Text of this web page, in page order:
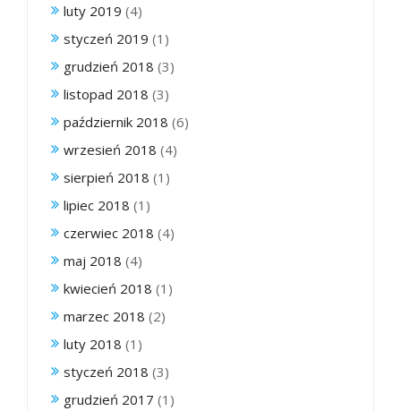
luty 2019 (4)
styczeń 2019 (1)
grudzień 2018 (3)
listopad 2018 (3)
październik 2018 (6)
wrzesień 2018 (4)
sierpień 2018 (1)
lipiec 2018 (1)
czerwiec 2018 (4)
maj 2018 (4)
kwiecień 2018 (1)
marzec 2018 (2)
luty 2018 (1)
styczeń 2018 (3)
grudzień 2017 (1)